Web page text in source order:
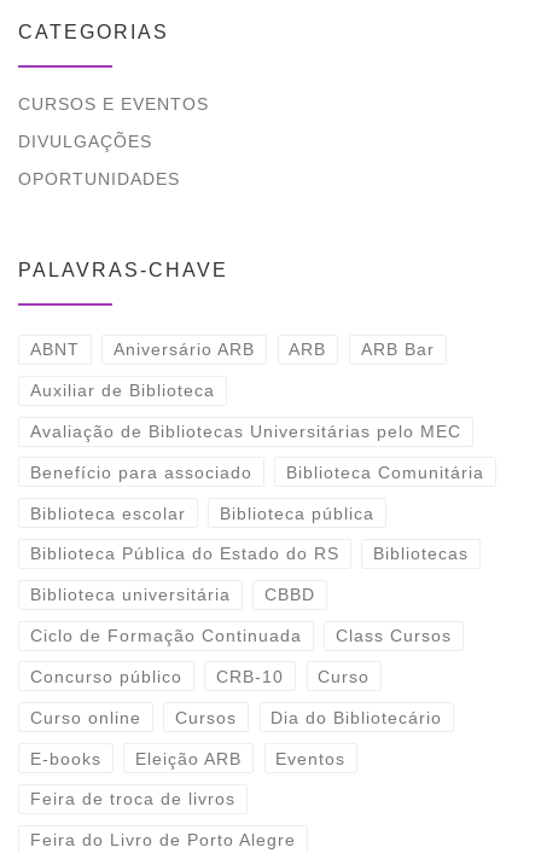
CATEGORIAS
CURSOS E EVENTOS
DIVULGAÇÕES
OPORTUNIDADES
PALAVRAS-CHAVE
ABNT Aniversário ARB ARB ARB Bar
Auxiliar de Biblioteca
Avaliação de Bibliotecas Universitárias pelo MEC
Benefício para associado Biblioteca Comunitária
Biblioteca escolar Biblioteca pública
Biblioteca Pública do Estado do RS Bibliotecas
Biblioteca universitária CBBD
Ciclo de Formação Continuada Class Cursos
Concurso público CRB-10 Curso
Curso online Cursos Dia do Bibliotecário
E-books Eleição ARB Eventos
Feira de troca de livros
Feira do Livro de Porto Alegre